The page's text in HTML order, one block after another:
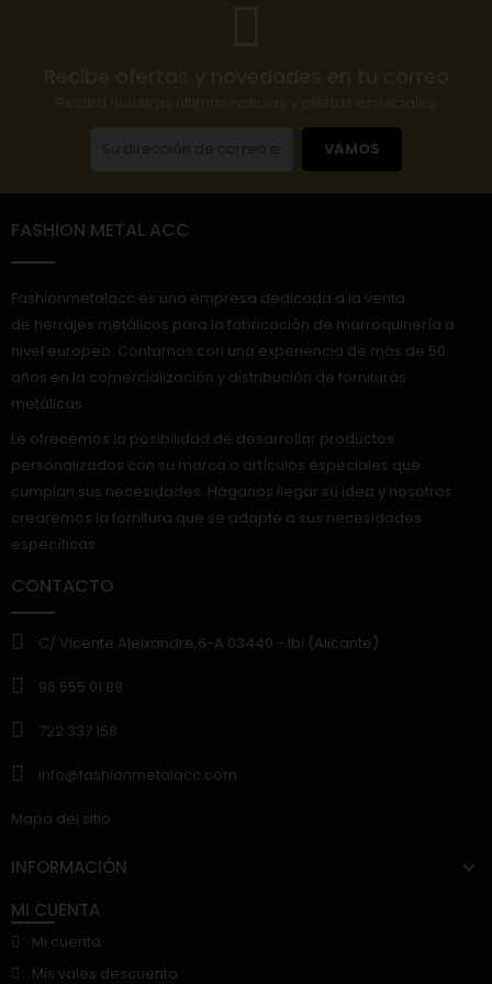
Recibe ofertas y novedades en tu correo
Reciba nuestras últimas noticias y ofertas especiales
VAMOS
FASHION METAL ACC
Fashionmetalacc es una empresa dedicada a la venta
de herrajes metálicos para la fabricación de marroquinería a
nivel europeo. Contamos con una experiencia de más de 50
años en la comercialización y distribución de fornituras
metálicas.
Le ofrecemos la posibilidad de desarrollar productos
personalizados con su marca o artículos especiales que
cumplan sus necesidades. Háganos llegar su idea y nosotros
crearemos la fornitura que se adapte a sus necesidades
específicas.
CONTACTO
C/ Vicente Aleixandre,6-A 03440.- Ibi (Alicante)
96 555 01 89
722 337 158
info@fashionmetalacc.com
Mapa del sitio
INFORMACIÓN
MI CUENTA
Mi cuenta
Mis vales descuento